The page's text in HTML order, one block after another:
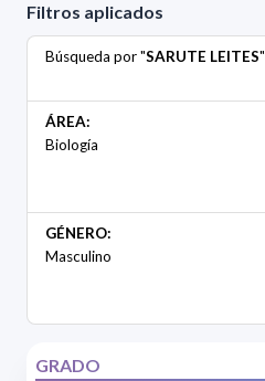
Filtros aplicados
Búsqueda por "SARUTE LEITES"
ÁREA:
Biología
GÉNERO:
Masculino
GRADO